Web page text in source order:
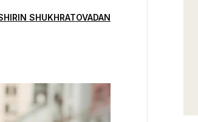
SHUKHRATOVADAN